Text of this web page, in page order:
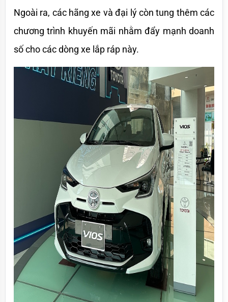
Ngoài ra, các hãng xe và đại lý còn tung thêm các
chương trình khuyến mãi nhằm đẩy mạnh doanh
số cho các dòng xe lắp ráp này.